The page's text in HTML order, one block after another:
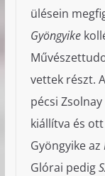
ülésein
Gyöngyike
vettek részt.
pécsi
kiállítva és
Gyöngyike az
Glórai pedig